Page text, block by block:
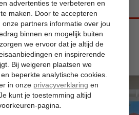
Curaçao Culinair Curaçao
Culinair Curaçao